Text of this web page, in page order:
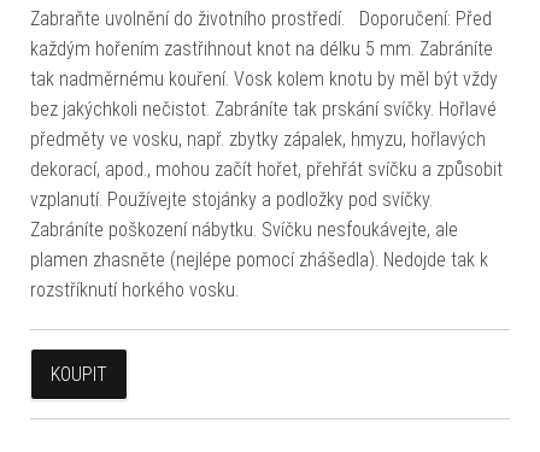
Zabraňte uvolnění do životního prostředí. Doporučení: Před
každým hořením zastřihnout knot na délku 5 mm. Zabráníte
tak nadměrnému kouření. Vosk kolem knotu by měl být vždy
bez jakýchkoli nečistot. Zabráníte tak prskání svíčky. Hořlavé
předměty ve vosku, např. zbytky zápalek, hmyzu, hořlavých
dekorací, apod., mohou začít hořet, přehřát svíčku a způsobit
vzplanutí. Používejte stojánky a podložky pod svíčky.
Zabráníte poškození nábytku. Svíčku nesfoukávejte, ale
plamen zhasněte (nejlépe pomocí zhášedla). Nedojde tak k
rozstříknutí horkého vosku.
KOUPIT